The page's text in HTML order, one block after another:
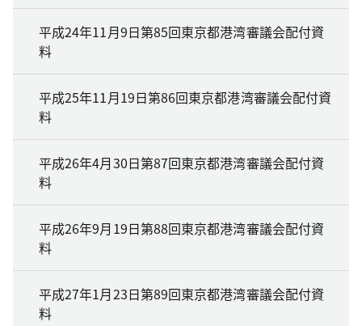
平成24年11月9日第85回東京都港湾審議会配付資
料
平成25年11月19日第86回東京都港湾審議会配付資
料
平成26年4月30日第87回東京都港湾審議会配付資
料
平成26年9月19日第88回東京都港湾審議会配付資
料
平成27年1月23日第89回東京都港湾審議会配付資
料